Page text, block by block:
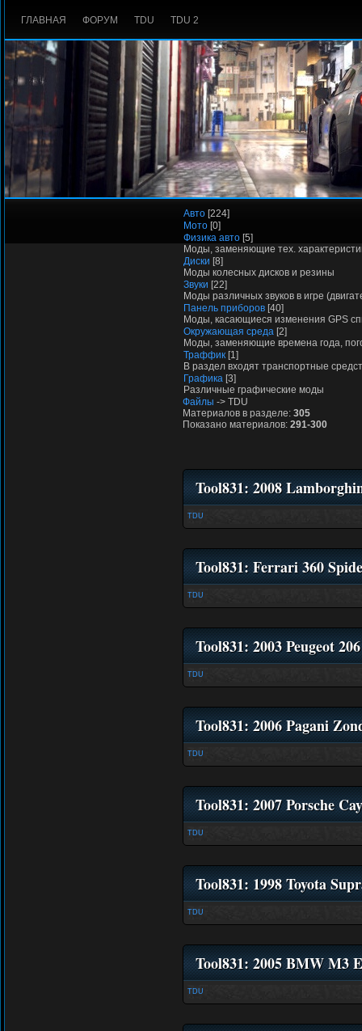
ГЛАВНАЯ ФОРУМ TDU TDU 2
Авто [224]
Мото [0]
Физика авто [5]
Моды, заменяющие тех.
Диски [8]
Моды колесных дисков и резины
Звуки [22]
Моды различных звуков в игре
Панель приборов [40]
Моды, касающиеся изменения GPS
Окружающая среда [2]
Моды, заменяющие времена года,
Траффик [1]
В раздел входят транспортные
Графика [3]
Различные графические моды
Файлы -> TDU
Материалов в разделе: 305
Показано материалов: 291-300
Tool831: 2008
TDU
Tool831: Ferrari 360
TDU
Tool831: 2003 Peugeot
TDU
Tool831: 2006 Pagani
TDU
Tool831: 2007 Porsche
TDU
Tool831: 1998 Toyota
TDU
Tool831: 2005 BMW M3
TDU